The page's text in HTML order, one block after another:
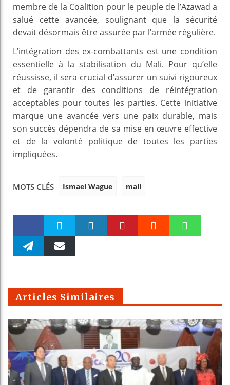
membre de la Coalition pour le peuple de l’Azawad a
salué cette avancée, soulignant que la sécurité
devait désormais être assurée par l’armée régulière.
L’intégration des ex-combattants est une condition
essentielle à la stabilisation du Mali. Pour qu’elle
réussisse, il sera crucial d’assurer un suivi rigoureux
et de garantir des conditions de réintégration
acceptables pour toutes les parties. Cette initiative
marque une avancée vers une paix durable, mais
son succès dépendra de sa mise en œuvre effective
et de la volonté politique de toutes les parties
impliquées.
MOTS CLÉS Ismael Wague mali
Faceboo Twitter
m
Articles Similaires